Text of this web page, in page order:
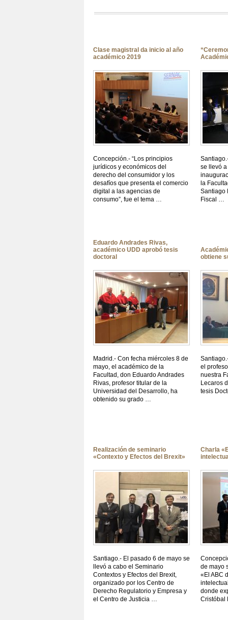
Clase magistral da inicio al año
académico 2019
Concepción.- “Los principios
jurídicos y económicos del
derecho del consumidor y los
desafíos que presenta el comercio
digital a las agencias de
consumo”, fue el tema …
se llevó
la
Santiago
Fiscal …
Eduardo Andrades Rivas,
académico UDD aprobó tesis
doctoral
Madrid.- Con fecha miércoles 8 de
mayo, el académico de la
Facultad, don Eduardo Andrades
Rivas, profesor titular de la
Universidad del Desarrollo, ha
obtenido su grado …
obtiene
el
nuestra
Lecaros
tesis
Realización de seminario
«Contexto y Efectos del Brexit»
Santiago.- El pasado 6 de mayo se
llevó a cabo el Seminario
Contextos y Efectos del Brexit,
organizado por los Centro de
Derecho Regulatorio y Empresa y
el Centro de Justicia …
Charla
de mayo
«El ABC
donde
Cristóbal